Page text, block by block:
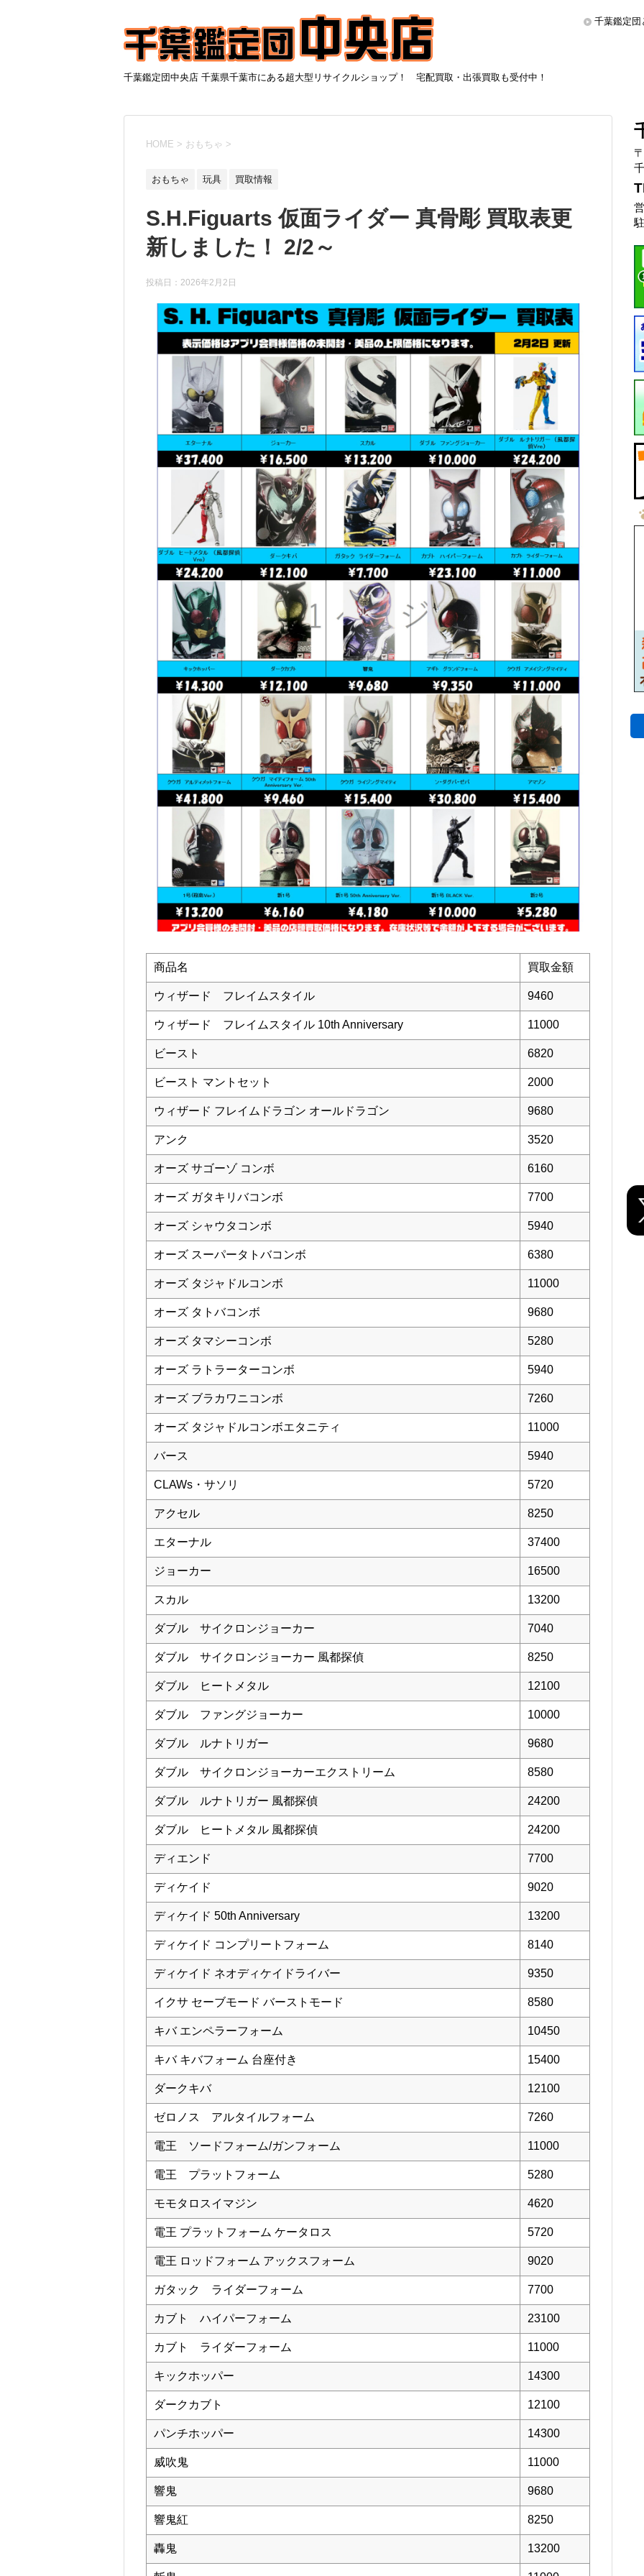
千葉鑑定団中央店 千葉県千葉市にある超大型リサイクルショップ！ 宅配買取・出張買取も受付中！
千葉鑑定団
HOME > おもちゃ >
おもちゃ 玩具 買取情報
S.H.Figuarts 仮面ライダー 真骨彫 買取表更
新しました！ 2/2～
投稿日： 2026年2月2日
商品名 買取金額
ウィザード フレイムスタイル 9460
ウィザード フレイムスタイル 10th Anniversary 11000
ビースト 6820
ビースト マントセット 2000
ウィザード フレイムドラゴン オールドラゴン 9680
アンク 3520
オーズ サゴーゾ コンボ 6160
オーズ ガタキリバコンボ 7700
オーズ シャウタコンボ 5940
オーズ スーパータトバコンボ 6380
オーズ タジャドルコンボ 11000
オーズ タトバコンボ 9680
オーズ タマシーコンボ 5280
オーズ ラトラーターコンボ 5940
オーズ ブラカワニコンボ 7260
オーズ タジャドルコンボエタニティ 11000
バース 5940
CLAWs・サソリ 5720
アクセル 8250
エターナル 37400
ジョーカー 16500
スカル 13200
ダブル サイクロンジョーカー 7040
ダブル サイクロンジョーカー 風都探偵 8250
ダブル ヒートメタル 12100
ダブル ファングジョーカー 10000
ダブル ルナトリガー 9680
ダブル サイクロンジョーカーエクストリーム 8580
ダブル ルナトリガー 風都探偵 24200
ダブル ヒートメタル 風都探偵 24200
ディエンド 7700
ディケイド 9020
ディケイド 50th Anniversary 13200
ディケイド コンプリートフォーム 8140
ディケイド ネオディケイドライバー 9350
イクサ セーブモード バーストモード 8580
キバ エンペラーフォーム 10450
キバ キバフォーム 台座付き 15400
ダークキバ 12100
ゼロノス アルタイルフォーム 7260
電王 ソードフォーム/ガンフォーム 11000
電王 プラットフォーム 5280
モモタロスイマジン 4620
電王 プラットフォーム ケータロス 5720
電王 ロッドフォーム アックスフォーム 9020
ガタック ライダーフォーム 7700
カブト ハイパーフォーム 23100
カブト ライダーフォーム 11000
キックホッパー 14300
ダークカブト 12100
パンチホッパー 14300
威吹鬼 11000
響鬼 9680
響鬼紅 8250
轟鬼 13200